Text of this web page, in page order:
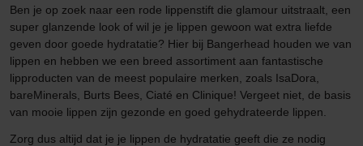
Ben je op zoek naar een rode lippenstift die glamour uitstraalt, een
super glanzende look of wil je je lippen gewoon wat extra liefde
geven door goede hydratatie? Hier bij Bangerhead houden we van
lippen en hebben we een breed assortiment aan fantastische
lipproducten van de meest populaire merken, zoals IsaDora,
bareMinerals, Burts Bees, Ciaté en Clinique! Vergeet niet, de basis
van mooie lippen zijn gezonde en goed gehydrateerde lippen.
Zorg dus altijd dat je je lippen de hydratatie geeft die ze nodig